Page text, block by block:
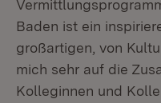
Baden ist ein
großartigen, von
mich sehr auf die
Kolleginnen und